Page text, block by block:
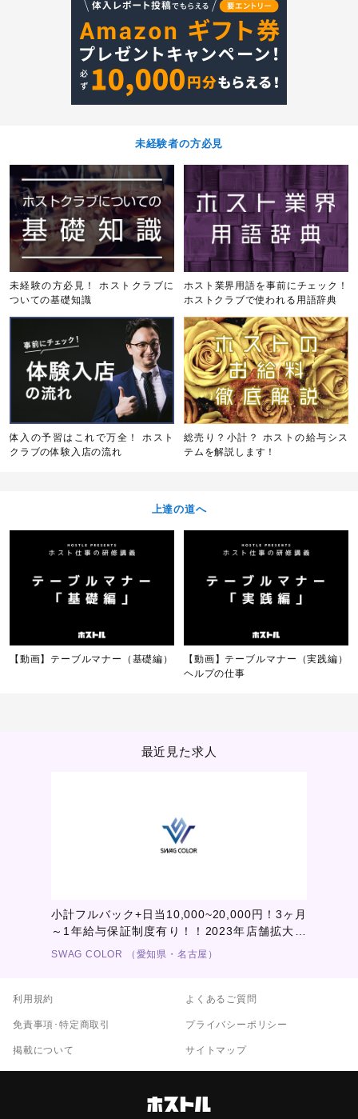
未経験者の方必見
未経験の方必見！ ホストクラブに
ついての基礎知識
ホスト業界用語を事前にチェック！
ホストクラブで使われる用語辞典
体入の予習はこれで万全！ ホスト
クラブの体験入店の流れ
総売り？小計？ ホストの給与シス
テムを解説します！
上達の道へ
【動画】テーブルマナー（基礎編）
【動画】テーブルマナー（実践編）
ヘルプの仕事
最近見た求人
小計フルバック+日当10,000~20,000円！3ヶ月
～1年給与保証制度有り！！2023年店舗拡大に
つき、体験料30,000円支給！衣装代、美容院代
SWAG COLOR （愛知県・名古屋）
利用規約 よくあるご質問
免責事項･特定商取引 プライバシーポリシー
掲載について サイトマップ